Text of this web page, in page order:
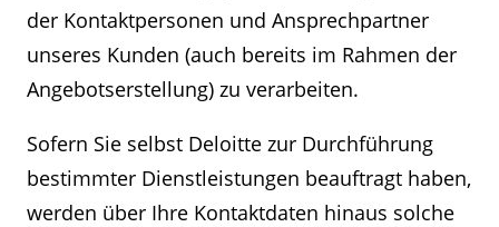
der Kontaktpersonen und Ansprechpartner
unseres Kunden (auch bereits im Rahmen der
Angebotserstellung) zu verarbeiten.
Sofern Sie selbst Deloitte zur Durchführung
bestimmter Dienstleistungen beauftragt haben,
werden über Ihre Kontaktdaten hinaus solche